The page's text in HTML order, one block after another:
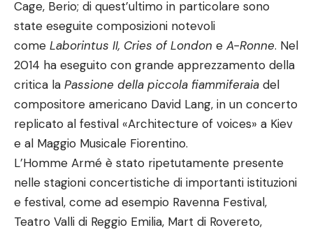
Cage, Berio; di quest’ultimo in particolare sono
state eseguite composizioni notevoli
come Laborintus II, Cries of London e A-Ronne. Nel
2014 ha eseguito con grande apprezzamento della
critica la Passione della piccola fiammiferaia del
compositore americano David Lang, in un concerto
replicato al festival «Architecture of voices» a Kiev
e al Maggio Musicale Fiorentino.
L’Homme Armé è stato ripetutamente presente
nelle stagioni concertistiche di importanti istituzioni
e festival, come ad esempio Ravenna Festival,
Teatro Valli di Reggio Emilia, Mart di Rovereto,